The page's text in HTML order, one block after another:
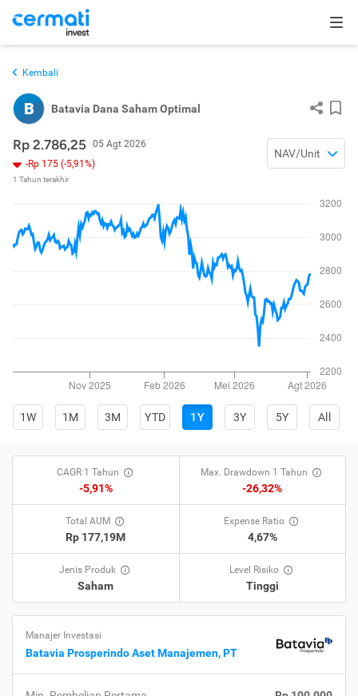
Kembali
B Batavia Dana Saham Optimal
Rp 2.786,25
05 Agt 2026
-Rp 175 (-5,91%)
1 Tahun terakhir
NAV/Unit
1W 1M 3M YTD 1Y 3Y 5Y All
CAGR 1 Tahun
-5,91%
Max. Drawdown 1 Tahun
-26,32%
Total AUM
Rp 177,19M
Expense Ratio
4,67%
Jenis Produk
Saham
Level Risiko
Tinggi
Manajer Investasi
Batavia Prosperindo Aset Manajemen, PT